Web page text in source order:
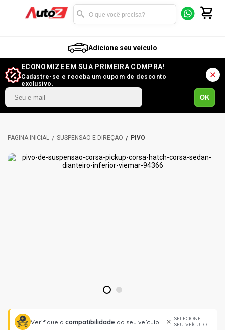
Adicione seu veículo
ECONOMIZE EM SUA PRIMEIRA COMPRA!
Cadastre-se e receba um cupom de desconto
exclusivo.
OK
SUSPENSÃO E DIREÇÃO PIVÔ
1 2
Verifique a compatibilidade do seu veículo
SELECIONE
SEU VEÍCULO